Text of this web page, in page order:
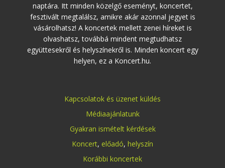
naptára. Itt minden közelgő eseményt, koncertet,
fesztivált megtalálsz, amikre akár azonnal jegyet is
vásárolhatsz! A koncertek mellett zenei híreket is
olvashatsz, továbbá mindent megtudhatsz
együttesekről és helyszínekről is. Minden koncert egy
helyen, ez a Koncert.hu.
Kapcsolatok és üzenet küldés
Médiaajánlatunk
Gyakran ismételt kérdések
Koncert, előadó, helyszín
Korábbi koncertek